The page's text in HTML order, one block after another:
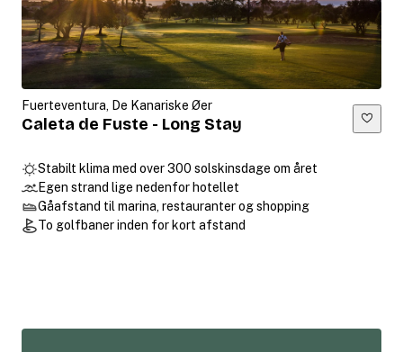
Fuerteventura, De Kanariske Øer
Caleta de Fuste - Long Stay
Stabilt klima med over 300 solskinsdage om året
Egen strand lige nedenfor hotellet
Gåafstand til marina, restauranter og shopping
To golfbaner inden for kort afstand